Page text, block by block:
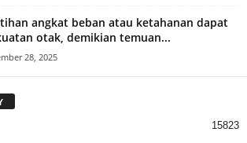
angkat beban atau ketahanan dapat
otak, demikian temuan...
28, 2025
15823